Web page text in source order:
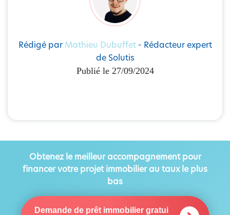
Rédigé par Mathieu Dubuffet- Rédacteur expert
de Solutis
Publié le 27/09/2024
Obtenez le meilleur accompagnement pour
financer votre projet immobilier au taux le plus
bas
Demande de prêt immobilier gratui